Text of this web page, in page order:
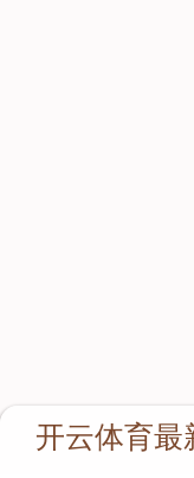
出的特点有：结构紧
拆装简单、使用方便
管理模式，从而确保